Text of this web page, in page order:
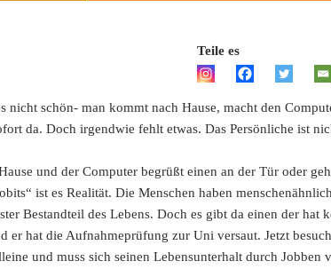
Teile es
nicht schön- man kommt nach Hause, macht den
da. Doch irgendwie fehlt etwas. Das Persönliche ist
und der Computer begrüßt einen an der Tür oder
ist es Realität. Die Menschen haben
Bestandteil des Lebens. Doch es gibt da einen der hat
er hat die Aufnahmeprüfung zur Uni versaut. Jetzt
und muss sich seinen Lebensunterhalt durch Jobben